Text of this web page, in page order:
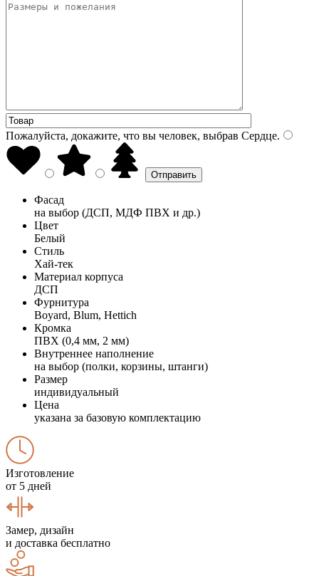
Пожалуйста, докажите, что вы человек, выбрав Сердце.
Фасад
на выбор (ДСП, МДФ ПВХ и др.)
Цвет
Белый
Стиль
Хай-тек
Материал корпуса
ДСП
Фурнитура
Boyard, Blum, Hettich
Кромка
ПВХ (0,4 мм, 2 мм)
Внутреннее наполнение
на выбор (полки, корзины, штанги)
Размер
индивидуальный
Цена
указана за базовую комплектацию
Изготовление
от 5 дней
Замер, дизайн
и доставка бесплатно